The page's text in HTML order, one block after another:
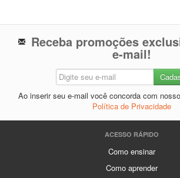
Receba promoções
e-mail!
Ao inserir seu e-mail você concorda com
Política de Privacidade
ACESSO RÁPIDO
Como ensinar
Como aprender